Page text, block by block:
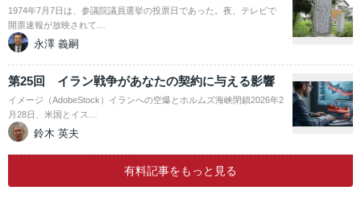
1974年7月7日は、参議院議員選挙の投票日であった。夜、テレビで
開票速報が放映されて…
永澤 義嗣
第25回 イラン戦争があなたの契約に与える影響
イメージ（AdobeStock）イランへの空爆とホルムズ海峡閉鎖2026年2
月28日、米国とイス…
鈴木 英夫
有料記事をもっと見る